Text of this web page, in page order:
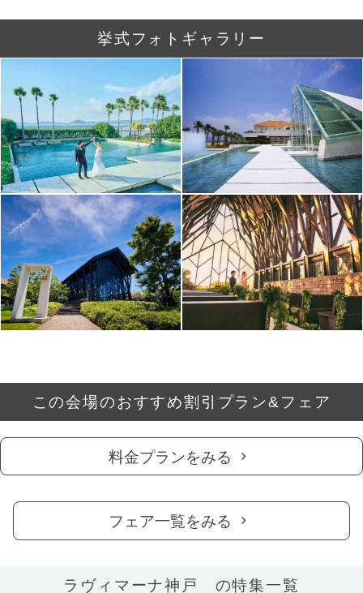
挙式フォトギャラリー
この会場のおすすめ割引プラン&フェア
料金プランをみる
フェア一覧をみる
ラヴィマーナ神戸 の特集一覧